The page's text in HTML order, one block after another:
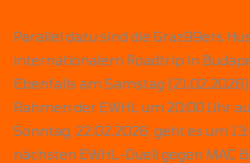
Parallel dazu sind die Graz99ers
internationalem Roadtrip in
Ebenfalls am Samstag
Rahmen der EWHL um 20:00 Uhr
Sonntag, 22.02.2026, geht es um
nächsten EWHL-Duell gegen MAC